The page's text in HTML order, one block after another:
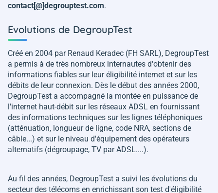
contact[@]degrouptest.com.
Evolutions de DegroupTest
Créé en 2004 par Renaud Keradec (FH SARL), DegroupTest
a permis à de très nombreux internautes d'obtenir des
informations fiables sur leur éligibilité internet et sur les
débits de leur connexion. Dès le début des années 2000,
DegroupTest a accompagné la montée en puissance de
l'internet haut-débit sur les réseaux ADSL en fournissant
des informations techniques sur les lignes téléphoniques
(atténuation, longueur de ligne, code NRA, sections de
câble...) et sur le niveau d'équipement des opérateurs
alternatifs (dégroupage, TV par ADSL....).
Au fil des années, DegroupTest a suivi les évolutions du
secteur des télécoms en enrichissant son test d'éligibilité